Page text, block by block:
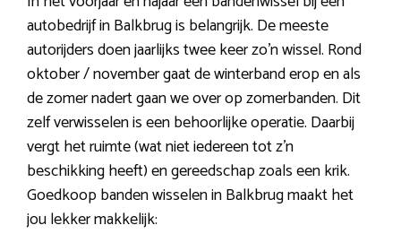
autobedrijf in Balkbrug is belangrijk. De meeste
autorijders doen jaarlijks twee keer zo’n wissel. Rond
oktober / november gaat de winterband erop en als
de zomer nadert gaan we over op zomerbanden. Dit
zelf verwisselen is een behoorlijke operatie. Daarbij
vergt het ruimte (wat niet iedereen tot z’n
beschikking heeft) en gereedschap zoals een krik.
Goedkoop banden wisselen in Balkbrug maakt het
jou lekker makkelijk: